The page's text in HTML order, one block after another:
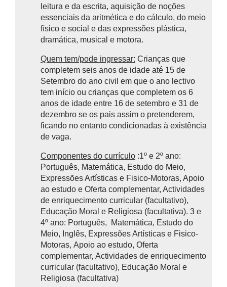
leitura e da escrita, aquisição de noções
essenciais da aritmética e do cálculo, do meio
físico e social e das expressões plástica,
dramática, musical e motora.
Quem tem/pode ingressar: Crianças que
completem seis anos de idade até 15 de
Setembro do ano civil em que o ano lectivo
tem início ou crianças que completem os 6
anos de idade entre 16 de setembro e 31 de
dezembro se os pais assim o pretenderem,
ficando no entanto condicionadas à existência
de vaga.
Componentes do currículo :1º e 2º ano:
Português, Matemática, Estudo do Meio,
Expressões Artísticas e Fisico-Motoras, Apoio
ao estudo e Oferta complementar, Actividades
de enriquecimento curricular (facultativo),
Educação Moral e Religiosa (facultativa). 3 e
4º ano: Português, Matemática, Estudo do
Meio, Inglês, Expressões Artísticas e Fisico-
Motoras, Apoio ao estudo, Oferta
complementar, Actividades de enriquecimento
curricular (facultativo), Educação Moral e
Religiosa (facultativa)